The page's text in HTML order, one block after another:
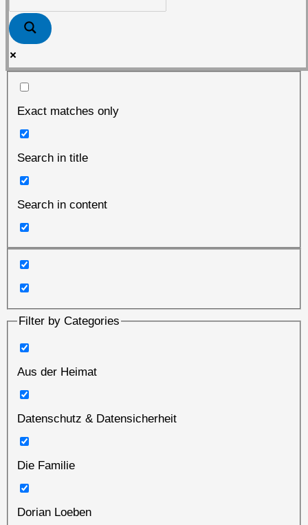
Exact matches only
Search in title
Search in content
Filter by Categories
Aus der Heimat
Datenschutz & Datensicherheit
Die Familie
Dorian Loeben